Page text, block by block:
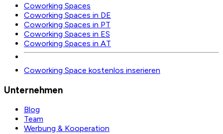
Coworking Spaces
Coworking Spaces in DE
Coworking Spaces in PT
Coworking Spaces in ES
Coworking Spaces in AT
Coworking Space kostenlos inserieren
Unternehmen
Blog
Team
Werbung & Kooperation